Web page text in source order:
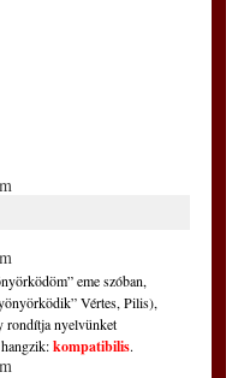
eme szóban,
Vértes, Pilis),
rondítja nyelvünket
kompatibilis.